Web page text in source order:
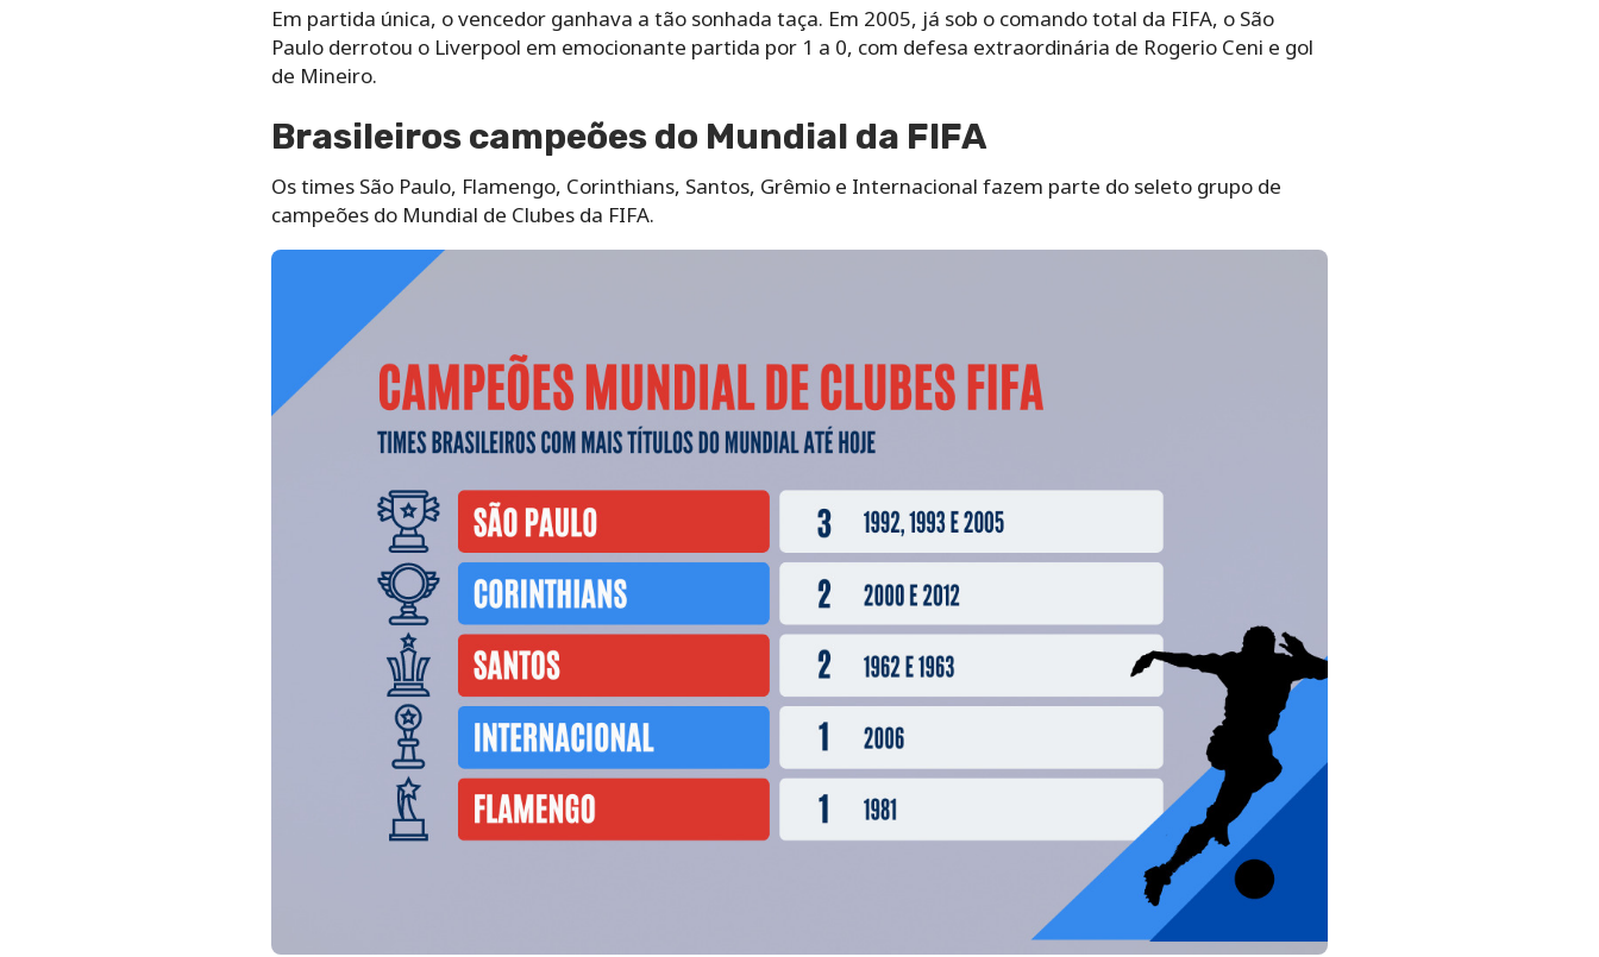
Em partida única, o vencedor ganhava a tão sonhada taça. Em 2005, já sob o comando total da FIFA, o São
Paulo derrotou o Liverpool em emocionante partida por 1 a 0, com defesa extraordinária de Rogerio Ceni e gol
de Mineiro.
Brasileiros campeões do Mundial da FIFA
Os times São Paulo, Flamengo, Corinthians, Santos, Grêmio e Internacional fazem parte do seleto grupo de
campeões do Mundial de Clubes da FIFA.